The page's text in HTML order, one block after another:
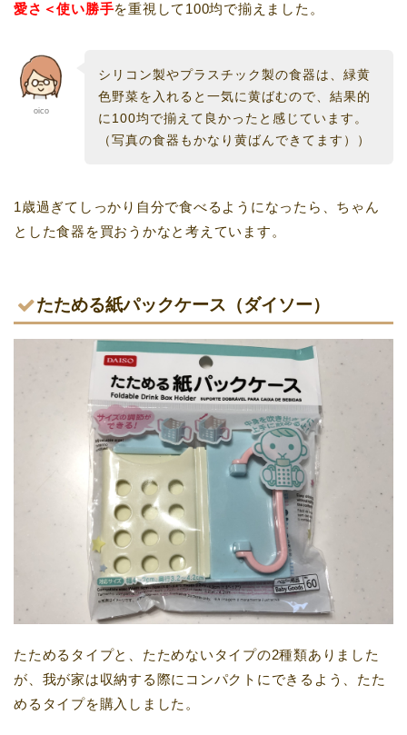
愛さ＜使い勝手を重視して100均で揃えました。
oico
シリコン製やプラスチック製の食器は、緑黄
色野菜を入れると一気に黄ばむので、結果的
に100均で揃えて良かったと感じています。
（写真の食器もかなり黄ばんできてます））
1歳過ぎてしっかり自分で食べるようになったら、ちゃん
とした食器を買おうかなと考えています。
たためる紙パックケース（ダイソー）
たためるタイプと、たためないタイプの2種類ありました
が、我が家は収納する際にコンパクトにできるよう、たた
めるタイプを購入しました。